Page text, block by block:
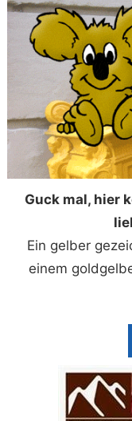
Guck mal, hier
Ein gelber
einem